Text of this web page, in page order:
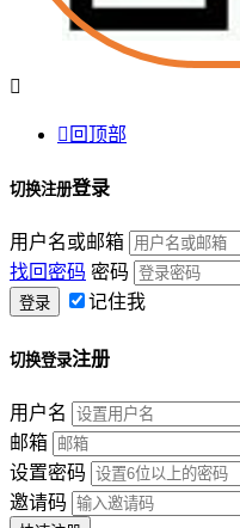

 回顶部
切换注册登录
用户名或邮箱
找回密码 密码
记住我
切换登录注册
用户名
邮箱
设置密码
邀请码